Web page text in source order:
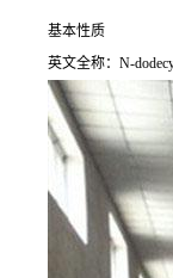
基本性质
英文全称：N-